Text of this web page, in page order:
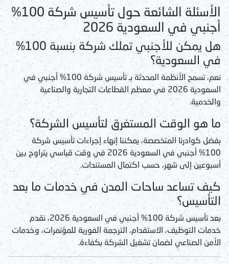
الأسئلة الشائعة حول تأسيس شركة 100%
أجنبي في السعودية 2026
هل يمكن للأجنبي تملك شركة بنسبة 100%
في السعودية؟
نعم، تسمح الأنظمة المحدثة بـ
تأسيس شركة 100% أجنبي في
السعودية 2026
في معظم القطاعات التجارية والصناعية
والخدمية.
ما هو الوقت المستغرق لتأسيس الشركة؟
بفضل كوادرنا المتخصصة، يمكننا إنهاء إجراءاتتأسيس شركة
100% أجنبي في السعودية 2026
في وقت قياسي يتراوح بين
أسبوعين إلى شهر، حسب اكتمال المستندات.
كيف تساعد ساحات المدن في خدمات ما بعد
التأسيس؟
بعدتأسيس شركة 100% أجنبي في السعودية 2026
، نقدم
خدمات التوظيف، الاستقدام، الترجمة الفورية للمؤتمرات، وخدمات
الأمن الصناعي لضمان تشغيل الشركة بكفاءة.